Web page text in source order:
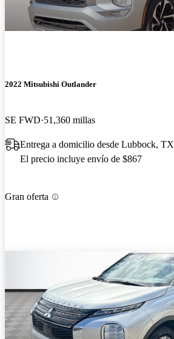
2022 Mitsubishi Outlander
SE FWD 51,360 millas
Entrega a domicilio desde Lubbock, TX
El precio incluye envío de $867
Gran oferta